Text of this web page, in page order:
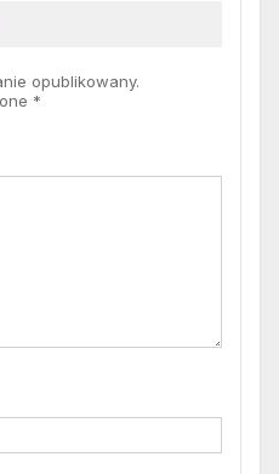
opublikowany.
*